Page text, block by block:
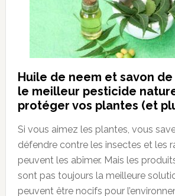
Huile de neem et savon
le meilleur pesticide
protéger vos plantes (et
Si vous aimez les plantes, vous
défendre contre les insectes et les
peuvent les abîmer. Mais les
sont pas toujours la meilleure
peuvent être nocifs pour